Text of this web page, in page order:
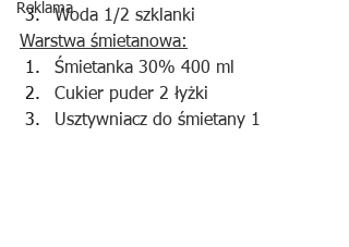
ReklamaWoda 1/2 szklanki
Warstwa śmietanowa:
Śmietanka 30% 400 ml
Cukier puder 2 łyżki
Usztywniacz do śmietany 1